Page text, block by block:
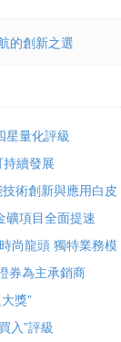
的創新之選
星量化評級
續發展
術創新與應用白皮
礦項目全面提速
尚龍頭 獨特業務模
券為主承銷商
獎”
入”評級